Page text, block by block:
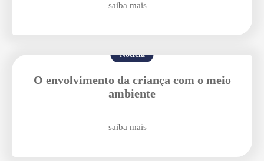
saiba mais
Notícia
O envolvimento da criança com o meio
ambiente
saiba mais